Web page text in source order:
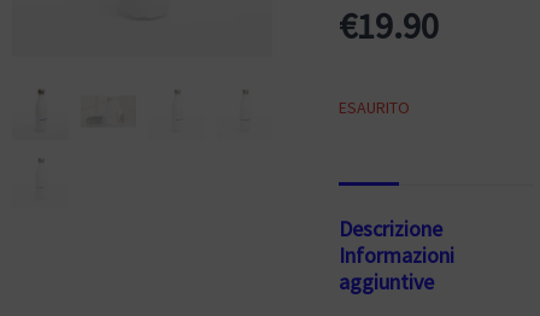
€19.90
ESAURITO
Descrizione
Informazioni
aggiuntive